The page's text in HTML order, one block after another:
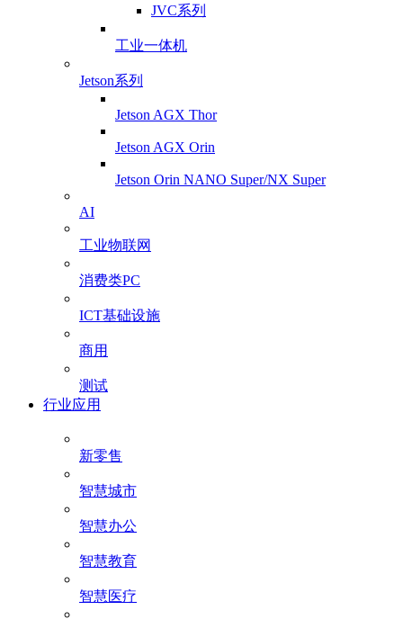
JVC系列
工业一体机
Jetson系列
Jetson AGX Thor
Jetson AGX Orin
Jetson Orin NANO Super/NX Super
AI
工业物联网
消费类PC
ICT基础设施
商用
测试
行业应用
新零售
智慧城市
智慧办公
智慧教育
智慧医疗